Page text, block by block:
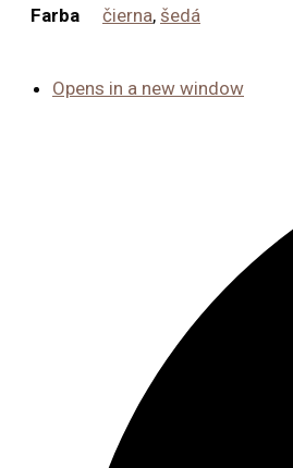
Farba čierna, šedá
Opens in a new window